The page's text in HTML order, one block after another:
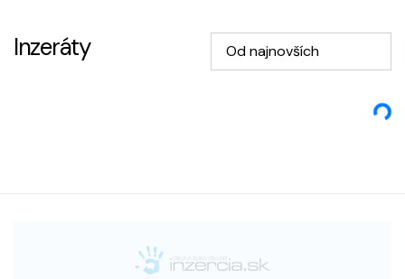
Inzeráty Od najnovších
Loading...